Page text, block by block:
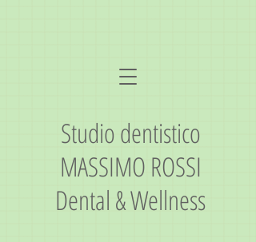
Studio dentistico
MASSIMO ROSSI
Dental & Wellness